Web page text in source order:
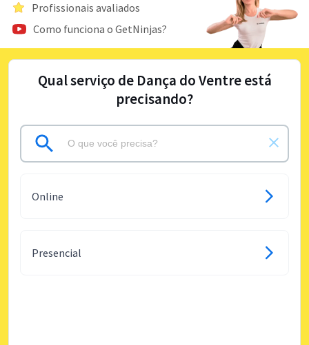
Profissionais avaliados
Como funciona o GetNinjas?
Qual serviço de Dança do Ventre está
precisando?
Online
Presencial